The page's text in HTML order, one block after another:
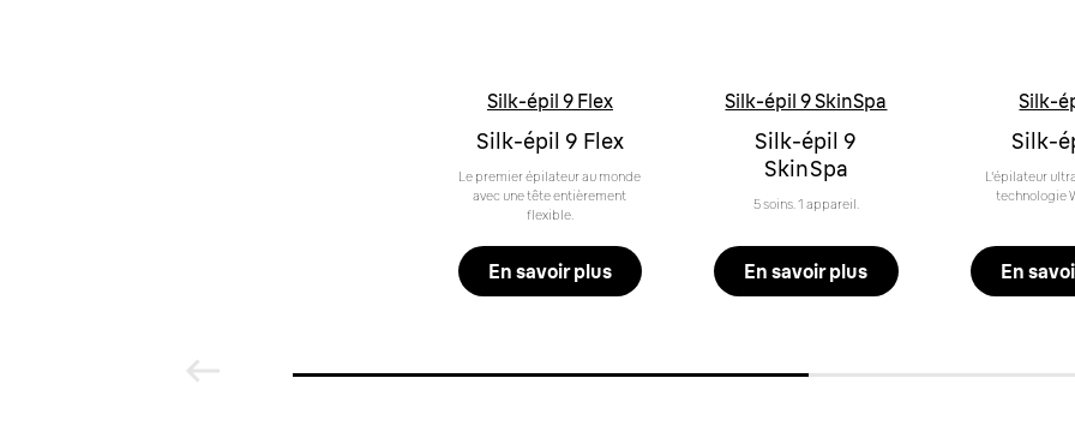
Silk-épil 9 Flex
Silk-épil 9 Flex
Le premier épilateur au monde
avec une tête entièrement
flexible.
En savoir plus
Silk-épil 9 SkinSpa
Silk-épil 9
SkinSpa
5 soins. 1 appareil.
En savoir plus
Silk-
Silk-
L'épilateur
technologie
En